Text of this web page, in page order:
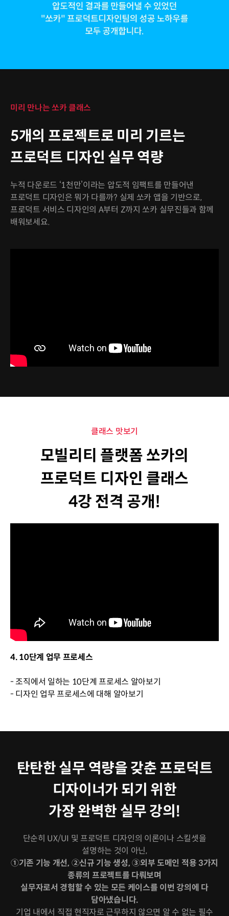
미리 만나는 쏘카 클래스
5개의 프로젝트로 미리 기르는
프로덕트 디자인 실무 역량
누적 다운로드 ‘1천만’이라는 압도적 임팩트를 만들어낸
프로덕트 디자인은 뭐가 다를까? 실제 쏘카 앱을 기반으로,
프로덕트 서비스 디자인의 A부터 Z까지 쏘카 실무진들과 함께
배워보세요.
클래스 맛보기
모빌리티 플랫폼 쏘카의
프로덕트 디자인 클래스
4강 전격 공개!
4. 10단계 업무 프로세스
- 조직에서 일하는 10단계 프로세스 알아보기
- 디자인 업무 프로세스에 대해 알아보기
탄탄한 실무 역량을 갖춘 프로덕트
디자이너가 되기 위한
가장 완벽한 실무 강의!
단순히 UX/UI 및 프로덕트 디자인의 이론이나 스킬셋을
설명하는 것이 아닌,
①기존 기능 개선, ②신규 기능 생성, ③외부 도메인 적용 3가지
종류의 프로젝트를 다뤄보며
실무자로서 경험할 수 있는 모든 케이스를 이번 강의에 다
담아냈습니다.
기업 내에서 직접 현직자로 근무하지 않으면 알 수 없는 필수